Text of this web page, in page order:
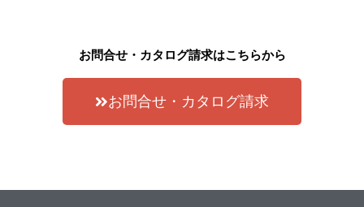
お問合せ・カタログ請求はこちらから
お問合せ・カタログ請求